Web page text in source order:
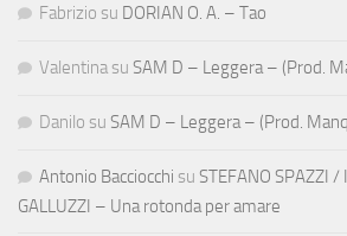
Fabrizio su DORIAN O. A. – Tao
Valentina su SAM D – Leggera – (Prod.
Danilo su SAM D – Leggera – (Prod.
Antonio Bacciocchi su STEFANO SPAZZI /
GALLUZZI – Una rotonda per amare